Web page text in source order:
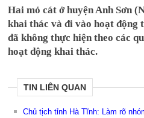
Hai mỏ cát ở huyện Anh Sơn
khai thác và đi vào hoạt động
đã không thực hiện theo các
hoạt động khai thác.
TIN LIÊN QUAN
Chủ tịch tỉnh Hà Tĩnh: Làm rõ